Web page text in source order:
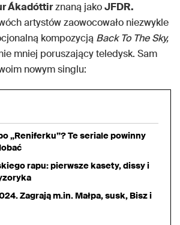
Ákadóttirznaną jakoJFDR.
artystów zaowocowało niezwykle
kompozycją Back To The Sky,
mniej poruszający teledysk. Sam
nowym singlu:
„Reniferku”? Te seriale powinny
rapu: pierwsze kasety, dissy i
Zagrają m.in. Małpa, susk, Bisz i